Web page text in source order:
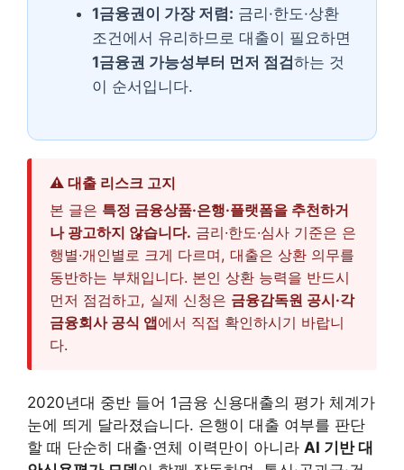
1금융권이 가장 저렴: 금리·한도·상환
조건에서 유리하므로 대출이 필요하면
1금융권 가능성부터 먼저 점검하는 것
이 순서입니다.
⚠ 대출 리스크 고지
본 글은 특정 금융상품·은행·플랫폼을 추천하거
나 광고하지 않습니다. 금리·한도·심사 기준은 은
행별·개인별로 크게 다르며, 대출은 상환 의무를
동반하는 부채입니다. 본인 상환 능력을 반드시
먼저 점검하고, 실제 신청은 금융감독원 공시·각
금융회사 공식 앱에서 직접 확인하시기 바랍니
다.
2020년대 중반 들어 1금융 신용대출의 평가 체계가
눈에 띄게 달라졌습니다. 은행이 대출 여부를 판단
할 때 단순히 대출·연체 이력만이 아니라 AI 기반 대